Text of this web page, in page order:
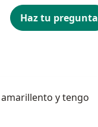
Haz tu pregunta
y tengo